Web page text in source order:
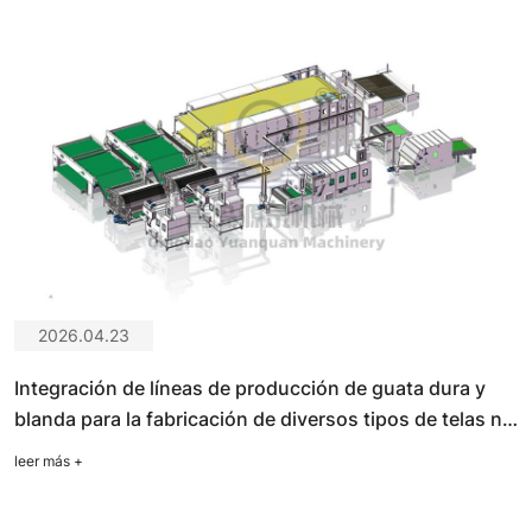
2026.04.23
Integración de líneas de producción de guata dura y
blanda para la fabricación de diversos tipos de telas no
tejidas.
leer más +